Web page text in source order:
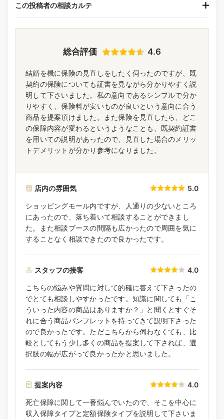
この投稿者の相談カルテ
総合評価 4.6
結婚を機に保険の見直しをしたく伺ったのですが、既
契約の保険についても証書を見ながら分かりやすく説
明して下さいました。私の意向であるシンプルで分か
りやすく、保険料が安いものが良いという意向に合う
商品を提案頂けました。また保険を見直したら、どこ
の保障内容が変わるというようなことも、既契約証書
を用いての説明があったので、見直した場合のメリッ
トデメリットが分かり参考になりました。
店内の雰囲気 5.0
ショッピングモール内ですが、人通りの少ないところ
にあったので、落ち着いて相談することができまし
た。また相談ブースの間隔も広かったので周囲を気に
することなく相談できたので良かったです。
スタッフの接客 4.0
こちらの悩みや質問に対して的確に答えて下さったの
でとても相談しやすかったです。知識に関しても「こ
ういった内容の商品はありますか？」と聞くとすぐそ
れに合う商品パンフレットを持ってきて説明下さった
ので良かったです。ただこちらから伺わなくても、比
較としてもう少し多くの商品を提案して下されば、選
択肢の幅が広がって良かったかと思いました。
提案内容 4.0
死亡保障に関して一番悩んでいたので、そこを中心に
収入保障タイプと定額保険タイプを説明して下さいま